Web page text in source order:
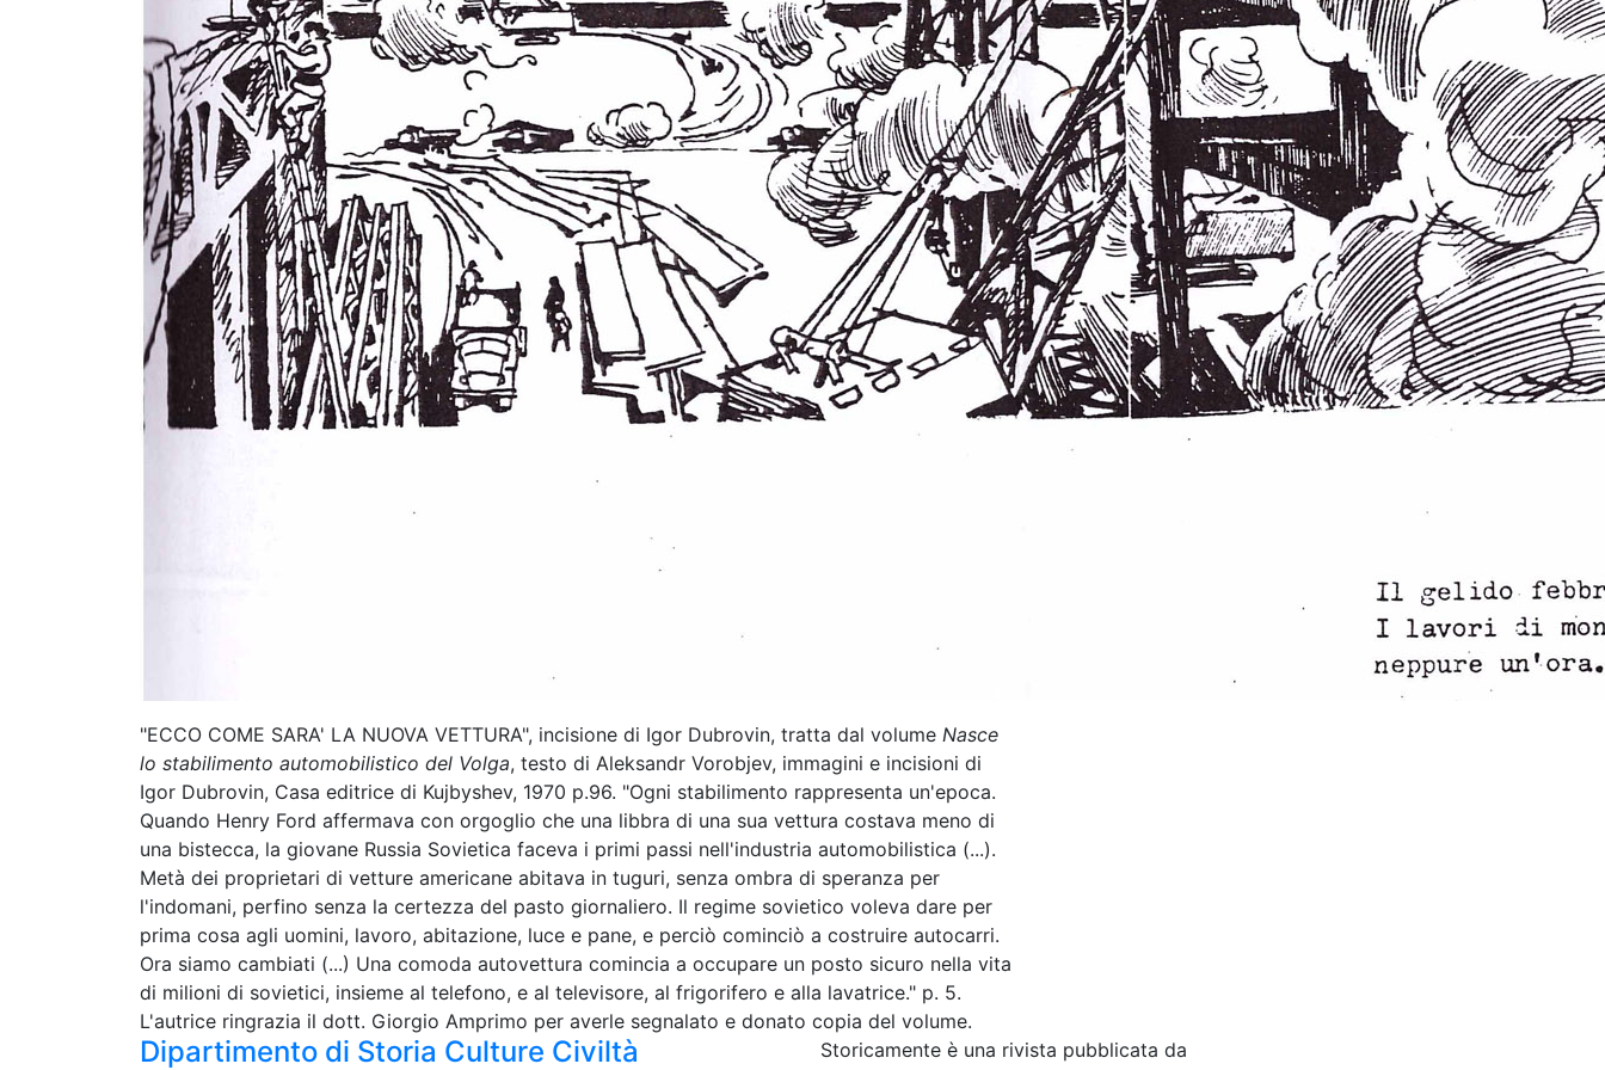
"ECCO COME SARA' LA NUOVA VETTURA", incisione di Igor Dubrovin, tratta dal volume Nasce
lo stabilimento automobilistico del Volga, testo di Aleksandr Vorobjev, immagini e incisioni di
Igor Dubrovin, Casa editrice di Kujbyshev, 1970 p.96. "Ogni stabilimento rappresenta un'epoca.
Quando Henry Ford affermava con orgoglio che una libbra di una sua vettura costava meno di
una bistecca, la giovane Russia Sovietica faceva i primi passi nell'industria automobilistica (...).
Metà dei proprietari di vetture americane abitava in tuguri, senza ombra di speranza per
l'indomani, perfino senza la certezza del pasto giornaliero. Il regime sovietico voleva dare per
prima cosa agli uomini, lavoro, abitazione, luce e pane, e perciò cominciò a costruire autocarri.
Ora siamo cambiati (...) Una comoda autovettura comincia a occupare un posto sicuro nella vita
di milioni di sovietici, insieme al telefono, e al televisore, al frigorifero e alla lavatrice." p. 5.
L'autrice ringrazia il dott. Giorgio Amprimo per averle segnalato e donato copia del volume.
Dipartimento di Storia Culture Civiltà
Storicamente è una rivista pubblicata da